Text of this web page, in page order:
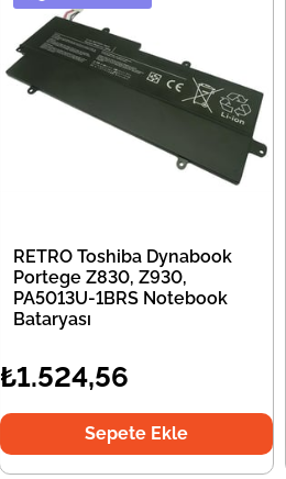
RETRO Toshiba Dynabook
Portege Z830, Z930,
PA5013U-1BRS Notebook
Bataryası
₺1.524,56
Sepete Ekle